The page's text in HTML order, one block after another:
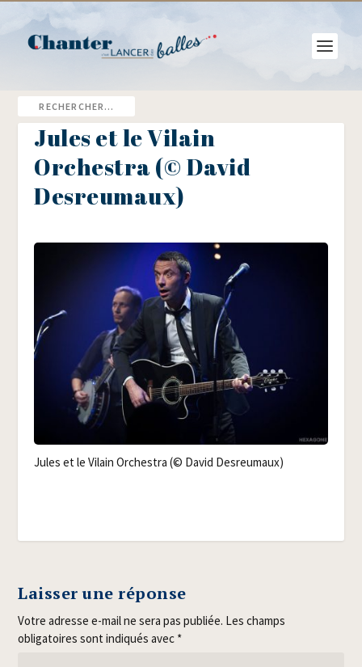
Jules et le Vilain
Orchestra (© David
Desreumaux)
Jules et le Vilain Orches­tra (© David Desreumaux)
Laisser une réponse
Votre adresse e-mail ne sera pas publiée. Les champs
obligatoires sont indiqués avec *